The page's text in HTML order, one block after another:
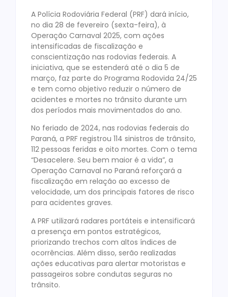
A Polícia Rodoviária Federal (PRF) dará início,
no dia 28 de fevereiro (sexta-feira), à
Operação Carnaval 2025, com ações
intensificadas de fiscalização e
conscientização nas rodovias federais. A
iniciativa, que se estenderá até o dia 5 de
março, faz parte do Programa Rodovida 24/25
e tem como objetivo reduzir o número de
acidentes e mortes no trânsito durante um
dos períodos mais movimentados do ano.
No feriado de 2024, nas rodovias federais do
Paraná, a PRF registrou 114 sinistros de trânsito,
112 pessoas feridas e oito mortes. Com o tema
“Desacelere. Seu bem maior é a vida”, a
Operação Carnaval no Paraná reforçará a
fiscalização em relação ao excesso de
velocidade, um dos principais fatores de risco
para acidentes graves.
A PRF utilizará radares portáteis e intensificará
a presença em pontos estratégicos,
priorizando trechos com altos índices de
ocorrências. Além disso, serão realizadas
ações educativas para alertar motoristas e
passageiros sobre condutas seguras no
trânsito.